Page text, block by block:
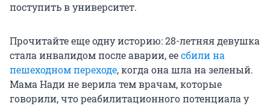
поступить в университет.
Прочитайте еще одну историю: 28-летняя девушка
стала инвалидом после аварии, еесбили на
пешеходном переходе, когда она шла на зеленый.
Мама Нади не верила тем врачам, которые
говорили, что реабилитационного потенциала у